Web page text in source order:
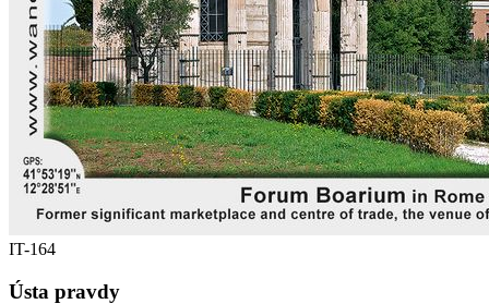
IT-164
Ústa pravdy